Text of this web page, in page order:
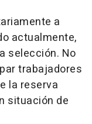
a
actualmente,
selección. No
trabajadores
la reserva
situación de